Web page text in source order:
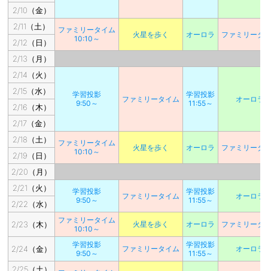
2/10（金）
2/11（土）
ファミリータイム
10:10～
火星を歩く オーロラ ファミリータ
2/12（日）
2/13（月）
2/14（火）
学習投影
9:50～
ファミリータイム
学習投影
11:55～
オーロラ
2/15（水）
2/16（木）
2/17（金）
2/18（土）
ファミリータイム
10:10～
火星を歩く オーロラ ファミリータ
2/19（日）
2/20（月）
2/21（火）
学習投影
9:50～
ファミリータイム
学習投影
11:55～
オーロラ
2/22（水）
2/23（木）
ファミリータイム
10:10～
火星を歩く オーロラ ファミリータ
2/24（金）
学習投影
9:50～
ファミリータイム
学習投影
11:55～
オーロラ